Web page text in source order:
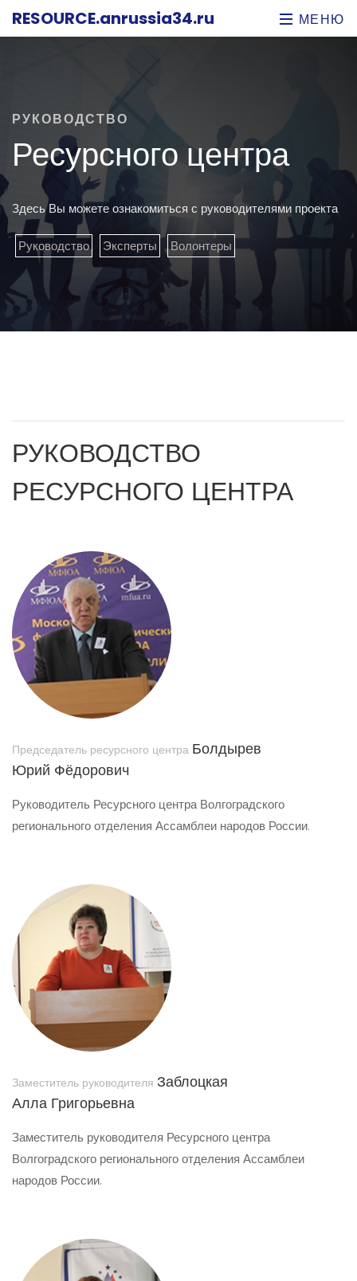
RESOURCE.anrussia34.ru МЕНЮ
РУКОВОДСТВО
Ресурсного центра
Здесь Вы можете ознакомиться с руководителями проекта
Руководство Эксперты Волонтеры
РУКОВОДСТВО
РЕСУРСНОГО ЦЕНТРА
Председатель ресурсного центра Болдырев
Юрий Фёдорович
Руководитель Ресурсного центра Волгоградского
регионального отделения Ассамблеи народов России.
Заместитель руководителя Заблоцкая
Алла Григорьевна
Заместитель руководителя Ресурсного центра
Волгоградского регионального отделения Ассамблеи
народов России.